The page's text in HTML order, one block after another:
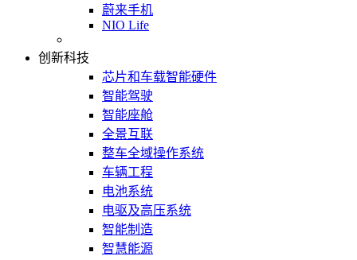
蔚来手机
NIO Life
创新科技
芯片和车载智能硬件
智能驾驶
智能座舱
全景互联
整车全域操作系统
车辆工程
电池系统
电驱及高压系统
智能制造
智慧能源